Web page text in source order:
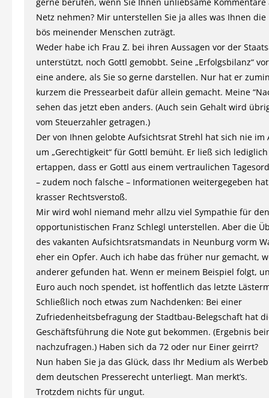
Netz nehmen? Mir unterstellen Sie ja alles was Ihnen die
bös meinender Menschen zuträgt.
Weder habe ich Frau Z. bei ihren Aussagen vor der
unterstützt, noch Gottl gemobbt. Seine „Erfolgsbilanz“
eine andere, als Sie so gerne darstellen. Nur hat er
kurzem die Pressearbeit dafür allein gemacht. Meine
sehen das jetzt eben anders. (Auch sein Gehalt wird
vom Steuerzahler getragen.)
Der von Ihnen gelobte Aufsichtsrat Strehl hat sich nie im
um „Gerechtigkeit“ für Gottl bemüht. Er ließ sich
ertappen, dass er Gottl aus einem vertraulichen
– zudem noch falsche – Informationen weitergegeben
krasser Rechtsverstoß.
Mir wird wohl niemand mehr allzu viel Sympathie für den
opportunistischen Franz Schlegl unterstellen. Aber die
des vakanten Aufsichtsratsmandats in Neunburg vorm
eher ein Opfer. Auch ich habe das früher nur gemacht,
anderer gefunden hat. Wenn er meinem Beispiel folgt,
Euro auch noch spendet, ist hoffentlich das letzte
Schließlich noch etwas zum Nachdenken: Bei einer
Zufriedenheitsbefragung der Stadtbau-Belegschaft hat
Geschäftsführung die Note gut bekommen. (Ergebnis
nachzufragen.) Haben sich da 72 oder nur Einer geirrt?
Nun haben Sie ja das Glück, dass Ihr Medium als
dem deutschen Presserecht unterliegt. Man merkt’s.
Trotzdem nichts für ungut.